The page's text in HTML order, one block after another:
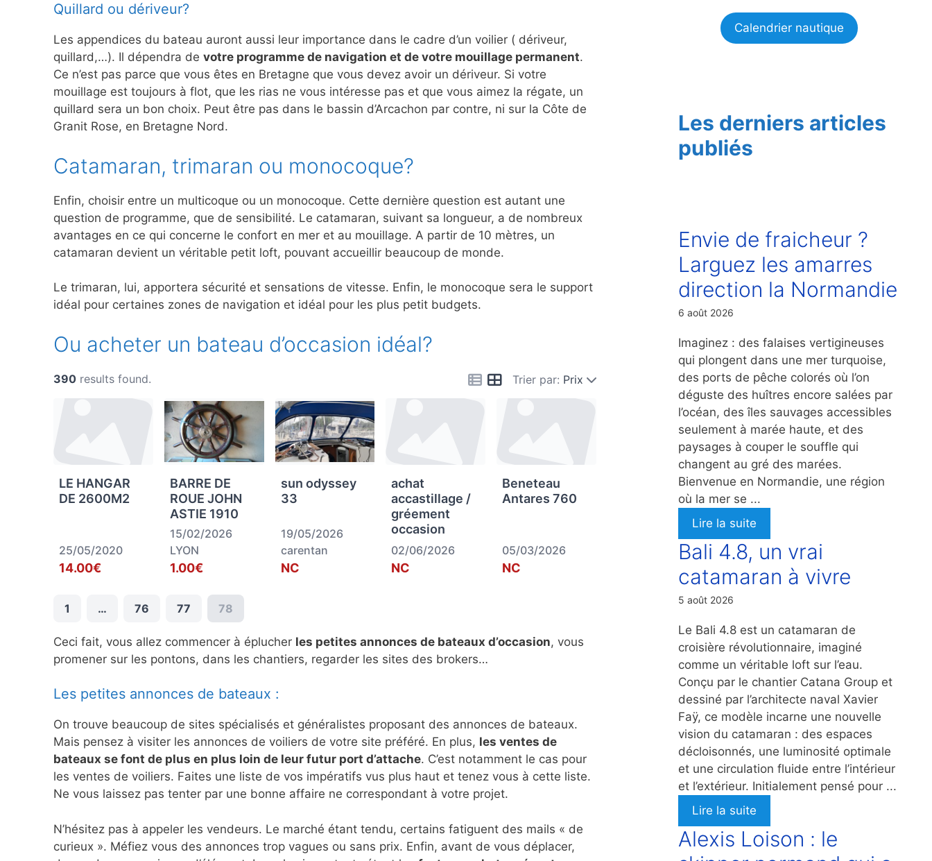
Quillard ou dériveur?
Les appendices du bateau auront aussi leur importance dans le cadre d’un voilier ( dériveur,
quillard,…). Il dépendra de votre programme de navigation et de votre mouillage permanent.
Ce n’est pas parce que vous êtes en Bretagne que vous devez avoir un dériveur. Si votre
mouillage est toujours à flot, que les rias ne vous intéresse pas et que vous aimez la régate, un
quillard sera un bon choix. Peut être pas dans le bassin d’Arcachon par contre, ni sur la Côte de
Granit Rose, en Bretagne Nord.
Catamaran, trimaran ou monocoque?
Enfin, choisir entre un multicoque ou un monocoque. Cette dernière question est autant une
question de programme, que de sensibilité. Le catamaran, suivant sa longueur, a de nombreux
avantages en ce qui concerne le confort en mer et au mouillage. A partir de 10 mètres, un
catamaran devient un véritable petit loft, pouvant accueillir beaucoup de monde.
Le trimaran, lui, apportera sécurité et sensations de vitesse. Enfin, le monocoque sera le support
idéal pour certaines zones de navigation et idéal pour les plus petit budgets.
Ou acheter un bateau d’occasion idéal?
Trier par: Prix
390 results found.
LE HANGAR
DE 2600M2
25/05/2020
14.00€
BARRE DE
ROUE JOHN
ASTIE 1910
15/02/2026
LYON
1.00€
sun odyssey
33
19/05/2026
carentan
NC
achat
accastillage /
gréement
occasion
02/06/2026
NC
Beneteau
Antares 760
05/03/2026
NC
1 … 76 77 78
Ceci fait, vous allez commencer à éplucher les petites annonces de bateaux d’occasion, vous
promener sur les pontons, dans les chantiers, regarder les sites des brokers…
Les petites annonces de bateaux :
On trouve beaucoup de sites spécialisés et généralistes proposant des annonces de bateaux.
Mais pensez à visiter les annonces de voiliers de votre site préféré. En plus, les ventes de
bateaux se font de plus en plus loin de leur futur port d’attache. C’est notamment le cas pour
les ventes de voiliers. Faites une liste de vos impératifs vus plus haut et tenez vous à cette liste.
Ne vous laissez pas tenter par une bonne affaire ne correspondant à votre projet.
N’hésitez pas à appeler les vendeurs. Le marché étant tendu, certains fatiguent des mails « de
curieux ». Méfiez vous des annonces trop vagues ou sans prix. Enfin, avant de vous déplacer,
Calendrier nautique
Les derniers articles
publiés
Envie de fraicheur ?
Larguez les amarres
direction la Normandie
6 août 2026
Imaginez : des falaises vertigineuses
qui plongent dans une mer turquoise,
des ports de pêche colorés où l’on
déguste des huîtres encore salées par
l’océan, des îles sauvages accessibles
seulement à marée haute, et des
paysages à couper le souffle qui
changent au gré des marées.
Bienvenue en Normandie, une région
où la mer se ...
Lire la suite
Bali 4.8, un vrai
catamaran à vivre
5 août 2026
Le Bali 4.8 est un catamaran de
croisière révolutionnaire, imaginé
comme un véritable loft sur l’eau.
Conçu par le chantier Catana Group et
dessiné par l’architecte naval Xavier
Faÿ, ce modèle incarne une nouvelle
vision du catamaran : des espaces
décloisonnés, une luminosité optimale
et une circulation fluide entre l’intérieur
et l’extérieur. Initialement pensé pour ...
Lire la suite
Alexis Loison : le